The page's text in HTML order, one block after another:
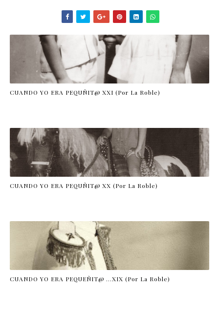
CUANDO YO ERA PEQUÑIT@ XXI (Por La Roble)
CUANDO YO ERA PEQUÑIT@ XX (Por La Roble)
CUANDO YO ERA PEQUEÑIT@ …XIX (Por La Roble)